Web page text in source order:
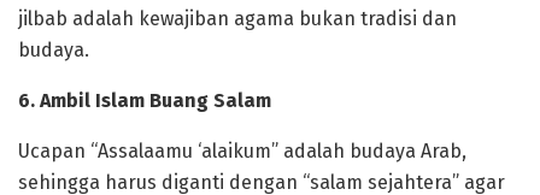
jilbab adalah kewajiban agama bukan tradisi dan
budaya.
6. Ambil Islam Buang Salam
Ucapan “Assalaamu ‘alaikum” adalah budaya Arab,
sehingga harus diganti dengan “salam sejahtera” agar